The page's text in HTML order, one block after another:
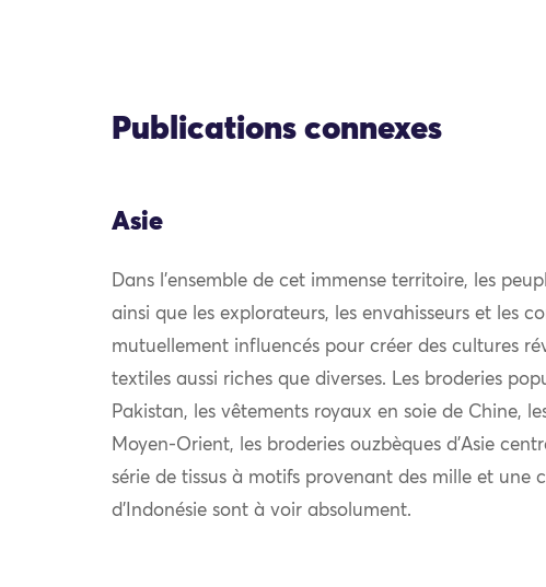
Publications connexes
Asie
Dans l’ensemble de cet immense territoire, les
ainsi que les explorateurs, les envahisseurs et les
mutuellement influencés pour créer des cultures
textiles aussi riches que diverses. Les broderies
Pakistan, les vêtements royaux en soie de Chine,
Moyen-Orient, les broderies ouzbèques d’Asie
série de tissus à motifs provenant des mille et une
d’Indonésie sont à voir absolument.